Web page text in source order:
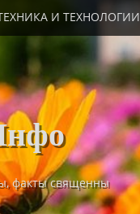
И ТЕХНОЛОГИИ
факты священны